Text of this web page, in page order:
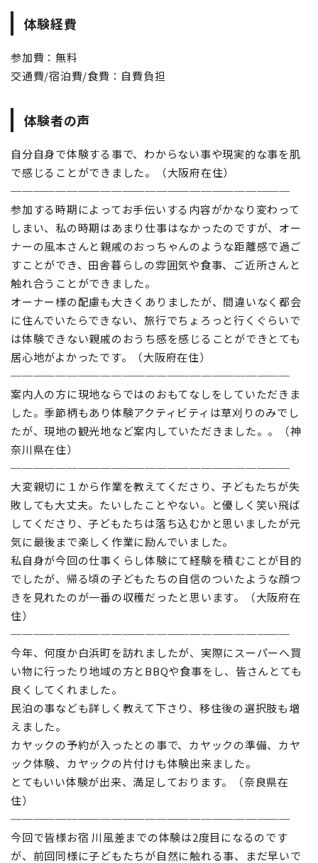
体験経費
参加費：無料
交通費/宿泊費/食費：自費負担
体験者の声
自分自身で体験する事で、わからない事や現実的な事を肌
で感じることができました。（大阪府在住）
─────────────────────────
参加する時期によってお手伝いする内容がかなり変わって
しまい、私の時期はあまり仕事はなかったのですが、オー
ナーの風本さんと親戚のおっちゃんのような距離感で過ご
すことができ、田舎暮らしの雰囲気や食事、ご近所さんと
触れ合うことができました。
オーナー様の配慮も大きくありましたが、間違いなく都会
に住んでいたらできない、旅行でちょろっと行くぐらいで
は体験できない親戚のおうち感を感じることができとても
居心地がよかったです。（大阪府在住）
─────────────────────────
案内人の方に現地ならではのおもてなしをしていただきま
した。季節柄もあり体験アクティビティは草刈りのみでし
たが、現地の観光地など案内していただきました。。（神
奈川県在住）
─────────────────────────
大変親切に１から作業を教えてくださり、子どもたちが失
敗しても大丈夫。たいしたことやない。と優しく笑い飛ば
してくださり、子どもたちは落ち込むかと思いましたが元
気に最後まで楽しく作業に励んでいました。
私自身が今回の仕事くらし体験にて経験を積むことが目的
でしたが、帰る頃の子どもたちの自信のついたような顔つ
きを見れたのが一番の収穫だったと思います。（大阪府在
住）
─────────────────────────
今年、何度か白浜町を訪れましたが、実際にスーパーへ買
い物に行ったり地域の方とBBQや食事をし、皆さんとても
良くしてくれました。
民泊の事なども詳しく教えて下さり、移住後の選択肢も増
えました。
カヤックの予約が入ったとの事で、カヤックの準備、カヤ
ック体験、カヤックの片付けも体験出来ました。
とてもいい体験が出来、満足しております。（奈良県在
住）
─────────────────────────
今回で皆様お宿 川風差までの体験は2度目になるのです
が、前回同様に子どもたちが自然に触れる事、まだ早いで